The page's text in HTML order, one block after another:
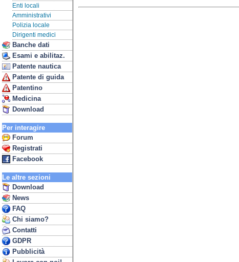
Enti locali
Amministrativi
Polizia locale
Dirigenti medici
Banche dati
Esami e abilitaz.
Patente nautica
Patente di guida
Patentino
Medicina
Download
Per interagire
Forum
Registrati
Facebook
Le altre sezioni
Download
News
FAQ
Chi siamo?
Contatti
GDPR
Pubblicità